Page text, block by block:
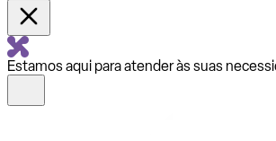
Estamos aqui para atender às suas